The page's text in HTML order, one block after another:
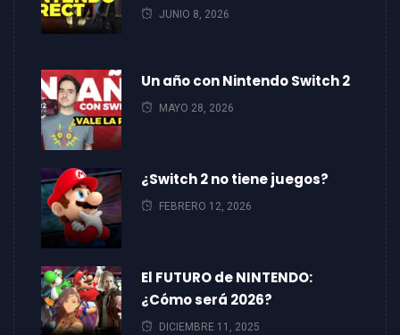
JUNIO 8, 2026
Un año con Nintendo Switch 2
MAYO 28, 2026
¿Switch 2 no tiene juegos?
FEBRERO 12, 2026
El FUTURO de NINTENDO:
¿Cómo será 2026?
DICIEMBRE 11, 2025